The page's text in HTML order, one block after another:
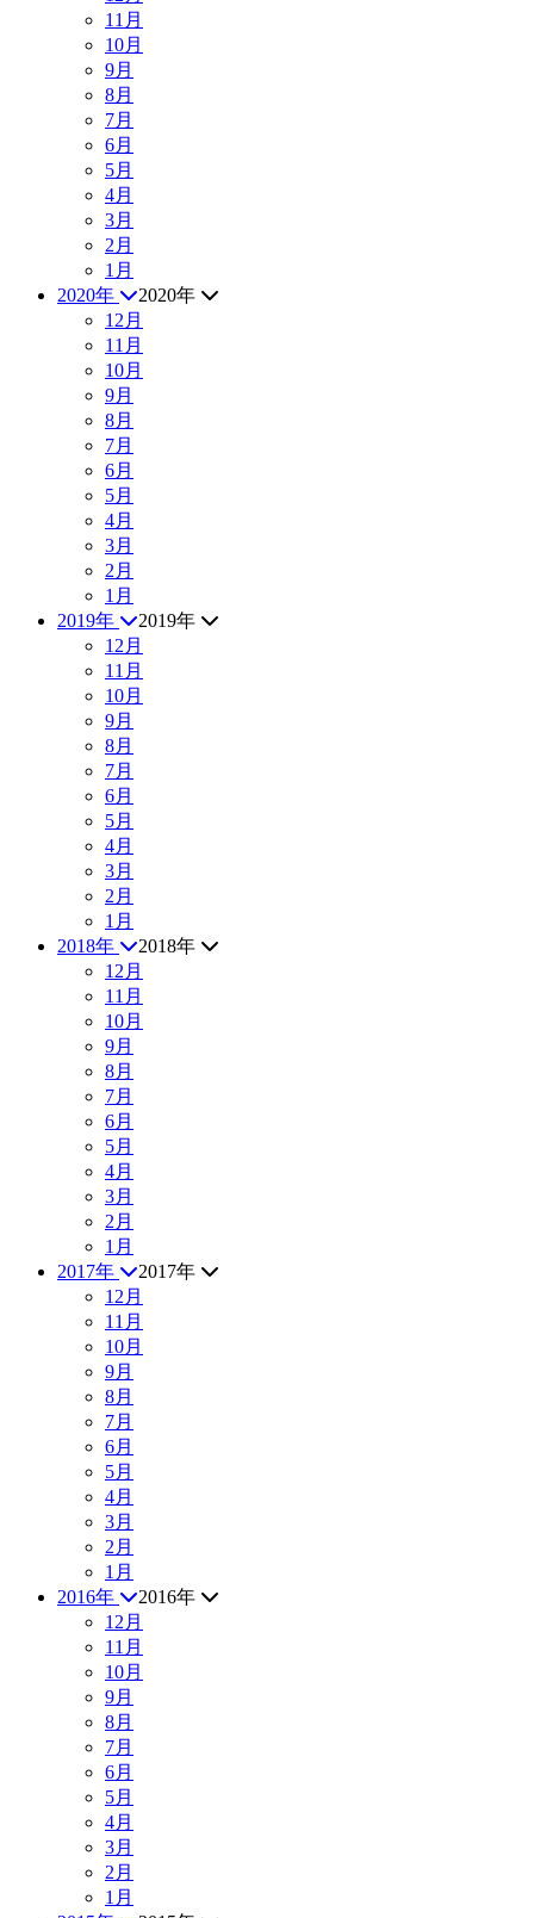
11月
10月
9月
8月
7月
6月
5月
4月
3月
2月
1月
2020年
2020年
12月
11月
10月
9月
8月
7月
6月
5月
4月
3月
2月
1月
2019年
2019年
12月
11月
10月
9月
8月
7月
6月
5月
4月
3月
2月
1月
2018年
2018年
12月
11月
10月
9月
8月
7月
6月
5月
4月
3月
2月
1月
2017年
2017年
12月
11月
10月
9月
8月
7月
6月
5月
4月
3月
2月
1月
2016年
2016年
12月
11月
10月
9月
8月
7月
6月
5月
4月
3月
2月
1月